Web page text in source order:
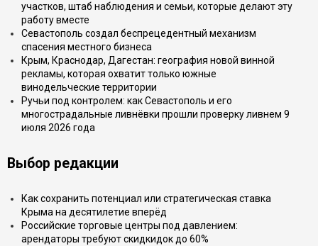
участков, штаб наблюдения и семьи, которые делают эту
работу вместе
Севастополь создал беспрецедентный механизм
спасения местного бизнеса
Крым, Краснодар, Дагестан: география новой винной
рекламы, которая охватит только южные
винодельческие территории
Ручьи под контролем: как Севастополь и его
многострадальные ливнёвки прошли проверку ливнем 9
июля 2026 года
Выбор редакции
Как сохранить потенциал или стратегическая ставка
Крыма на десятилетие вперёд
Российские торговые центры под давлением:
арендаторы требуют скидкидок до 60%